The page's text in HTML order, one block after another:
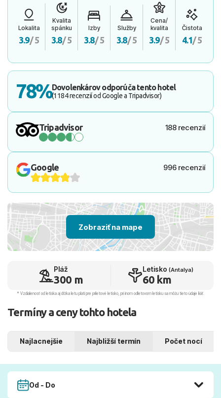
Lokalita
3.9/ 5
Kvalita
spánku
3.8/ 5
Izby
3.8/ 5
Služby
3.8/ 5
Cena/
kvalita
3.9/ 5
Čistota
4.1/ 5
78%Dovolenkárov odporúča tento hotel
(1184 recenzií od Google a Tripadvisor)
Tripadvisor 188 recenzií
Google 996 recenzií
Zobraziť na mape
Pláž
300 m
Letisko (Antalya)
60 km
* Vzdialenosť od letiska aj dľžka letu platí pre príletové letisko, pri inom odletovom letisku sa môžu tieto údaje líšiť.
Termíny a ceny tohto hotela
Najlacnejšie Najbližší termín Počet nocí
Od - Do